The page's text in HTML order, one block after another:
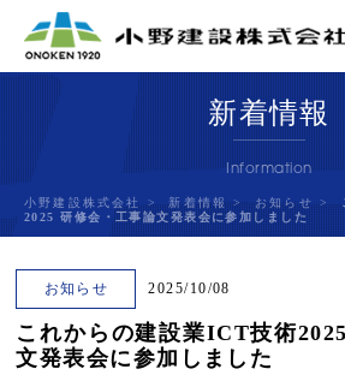
新着情報
Information
小野建設株式会社 > 新着情報> お知らせ>
2025 研修会・工事論文発表会に参加しました
お知らせ 2025/10/08
これからの建設業ICT技術
文発表会に参加しました